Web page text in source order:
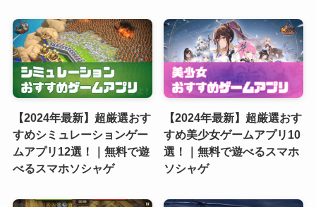
【2024年最新】超厳選おす
すめシミュレーションゲー
ムアプリ12選！｜無料で遊
べるスマホソシャゲ
【2024年最新】超厳選おす
すめ美少女ゲームアプリ10
選！｜無料で遊べるスマホ
ソシャゲ